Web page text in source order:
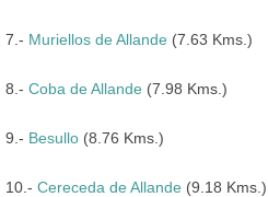
7.- Muriellos de Allande (7.63 Kms.)
8.- Coba de Allande (7.98 Kms.)
9.- Besullo (8.76 Kms.)
10.- Cereceda de Allande (9.18 Kms.)